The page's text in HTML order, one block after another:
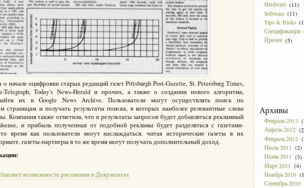
начале оцифровки старых редакций газет Pittsburgh Post-Gazette, St. Petersburg Times,
Telegraph, Today’s News-Herald и прочих, а также о создании нового алгоритма,
их в Google News Archive. Пользователи могут осуществлять поиск по
страницам и получать результаты поиска, в которых наиболее релевантные слова
Компания также отметила, что в результаты запросов будет добавляться рекламный
и прибыль полученная от подобной рекламы будет разделяться с газетами-
время как пользователи могут наслаждаться, читая исторические газеты в их
газеты-партнеры в то же время могут получать дополнительный доход.
возможность рисования в Документах
Hardware (11)
Software (11)
Tips & Tricks
Спецификации
Прочее (5)
Архивы
Февраль 2013
Апрель 2012
Февраль 2012
Июль 2011 (2)
Июнь 2011 (3)
Март 2011 (4)
Ноябрь 2010
Сентябрь 2010